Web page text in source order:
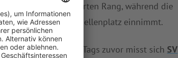
Punkten den vierten Rang, während die
den zehnten Tabellenplatz einnimmt.
16:00 Uhr). Tags zuvor misst sich SV